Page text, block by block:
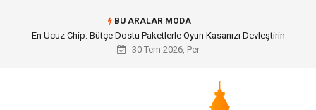
BU ARALAR MODA
Bohem Ev Dekoru Nedir?
30 Tem 2026, Per